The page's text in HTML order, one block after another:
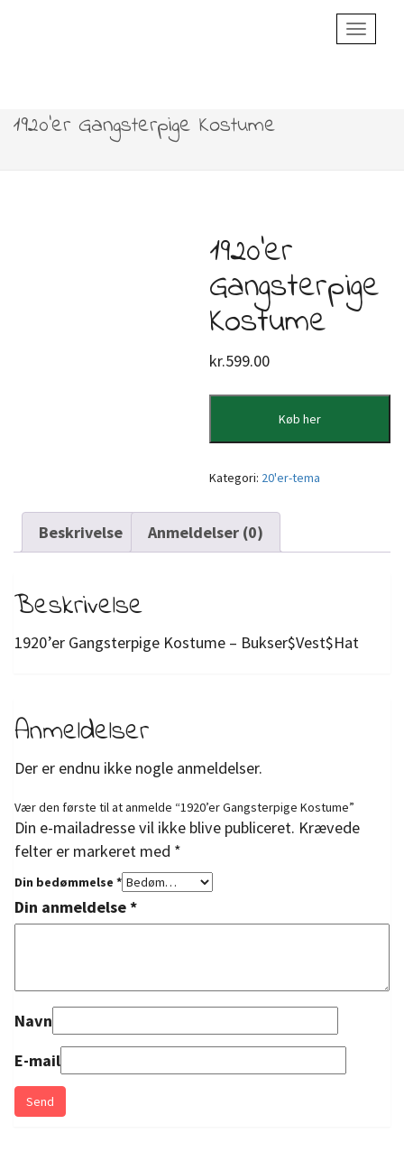
Toggle
1920’er Gangsterpige Kostume
1920’er
Gangsterpige
Kostume
kr.599.00
Køb her
Kategori: 20'er-tema
Beskrivelse Anmeldelser (0)
Beskrivelse
1920’er Gangsterpige Kostume – Bukser$Vest$Hat
Anmeldelser
Der er endnu ikke nogle anmeldelser.
Vær den første til at anmelde “1920’er Gangsterpige Kostume”
Din e-mailadresse vil ikke blive publiceret. Krævede
felter er markeret med *
Din bedømmelse *
Din anmeldelse*
Navn
E-mail